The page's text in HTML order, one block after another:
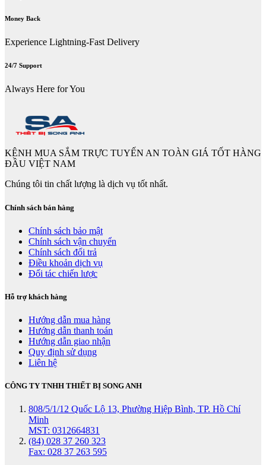
Money Back
Experience Lightning-Fast Delivery
24/7 Support
Always Here for You
KÊNH MUA SẮM TRỰC TUYẾN AN TOÀN GIÁ TỐT HÀNG
ĐẦU VIỆT NAM
Chúng tôi tin chất lượng là dịch vụ tốt nhất.
Chính sách bán hàng
Chính sách bảo mật
Chính sách vận chuyển
Chính sách đổi trả
Điều khoản dịch vụ
Đối tác chiến lược
Hỗ trợ khách hàng
Hướng dẫn mua hàng
Hướng dẫn thanh toán
Hướng dẫn giao nhận
Quy định sử dụng
Liên hệ
CÔNG TY TNHH THIẾT BỊ SONG ANH
808/5/1/12 Quốc Lộ 13, Phường Hiệp Bình, TP. Hồ Chí
Minh
MST: 0312664831
(84) 028 37 260 323
Fax: 028 37 263 595